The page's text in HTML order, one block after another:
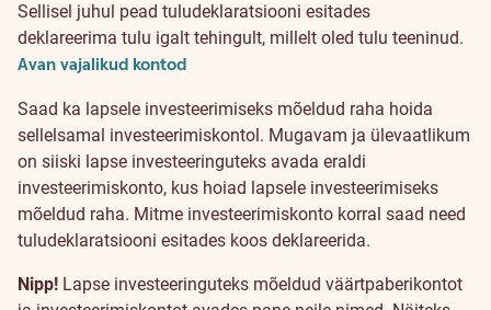
Sellisel juhul pead tuludeklaratsiooni esitades
deklareerima tulu igalt tehingult, millelt oled tulu teeninud.
Avan vajalikud kontod
Saad ka lapsele investeerimiseks mõeldud raha hoida
sellelsamal investeerimiskontol. Mugavam ja ülevaatlikum
on siiski lapse investeeringuteks avada eraldi
investeerimiskonto, kus hoiad lapsele investeerimiseks
mõeldud raha. Mitme investeerimiskonto korral saad need
tuludeklaratsiooni esitades koos deklareerida.
Nipp! Lapse investeeringuteks mõeldud väärtpaberikontot